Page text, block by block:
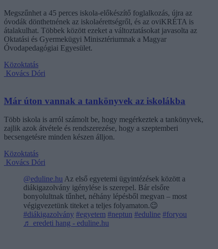
Megszűnhet a 45 perces iskola-előkészítő foglalkozás, újra az
óvodák dönthetnének az iskolaérettségről, és az oviKRÉTA is
átalakulhat. Többek között ezeket a változtatásokat javasolta az
Oktatási és Gyermekügyi Minisztériumnak a Magyar
Óvodapedagógiai Egyesület.
Közoktatás
Kovács Dóri
Már úton vannak a tankönyvek az iskolákba
Több iskola is arról számolt be, hogy megérkeztek a tankönyvek,
zajlik azok átvétele és rendszerezése, hogy a szeptemberi
becsengetésre minden készen álljon.
Közoktatás
Kovács Dóri
@eduline.hu Az első egyetemi ügyintézések között a
diákigazolvány igénylése is szerepel. Bár elsőre
bonyolultnak tűnhet, néhány lépésből megvan – most
végigvezetünk titeket a teljes folyamaton.😉
#diákigazolvány #egyetem #neptun #eduline #foryou
♬ eredeti hang - eduline.hu